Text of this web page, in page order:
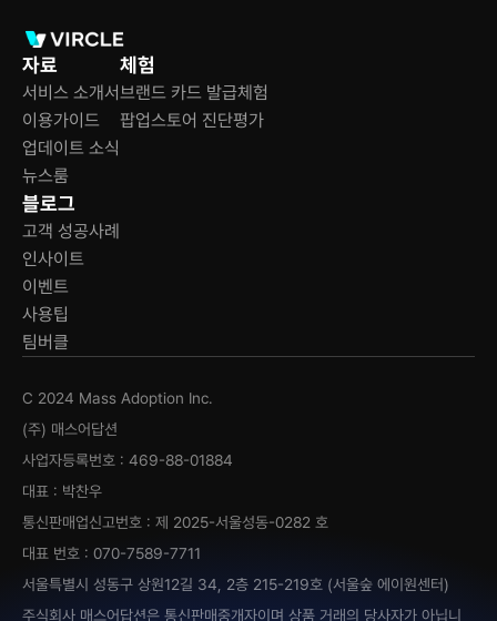
자료
서비스 소개서
이용가이드
업데이트 소식
뉴스룸
체험
브랜드 카드 발급체험
팝업스토어 진단평가
블로그
고객 성공사례
인사이트
이벤트
사용팁
팀버클
C 2024 Mass Adoption Inc.
(주) 매스어답션
사업자등록번호 : 469-88-01884
대표 : 박찬우
통신판매업신고번호 : 제 2025-서울성동-0282 호
대표 번호 : 070-7589-7711
서울특별시 성동구 상원12길 34, 2층 215-219호 (서울숲 에이원센터)
주식회사 매스어답션은 통신판매중개자이며 상품 거래의 당사자가 아닙니